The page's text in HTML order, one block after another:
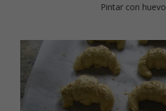
Pintar con huevo